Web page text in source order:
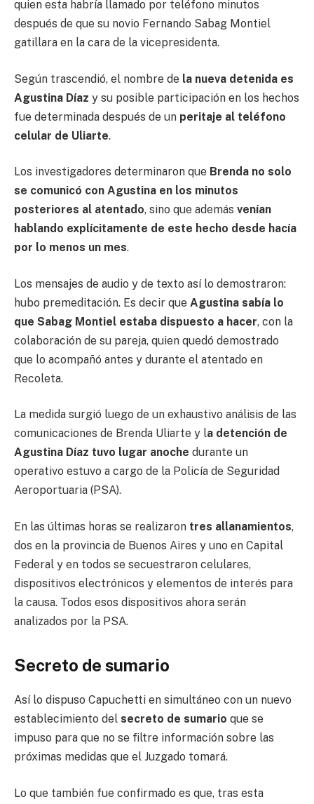
quien esta habría llamado por teléfono minutos
después de que su novio Fernando Sabag Montiel
gatillara en la cara de la vicepresidenta.
Según trascendió, el nombre de la nueva detenida es
Agustina Díaz y su posible participación en los hechos
fue determinada después de un peritaje al teléfono
celular de Uliarte.
Los investigadores determinaron que Brenda no solo
se comunicó con Agustina en los minutos
posteriores al atentado, sino que además venían
hablando explícitamente de este hecho desde hacía
por lo menos un mes.
Los mensajes de audio y de texto así lo demostraron:
hubo premeditación. Es decir que Agustina sabía lo
que Sabag Montiel estaba dispuesto a hacer, con la
colaboración de su pareja, quien quedó demostrado
que lo acompañó antes y durante el atentado en
Recoleta.
La medida surgió luego de un exhaustivo análisis de las
comunicaciones de Brenda Uliarte y la detención de
Agustina Díaz tuvo lugar anoche durante un
operativo estuvo a cargo de la Policía de Seguridad
Aeroportuaria (PSA).
En las últimas horas se realizaron tres allanamientos,
dos en la provincia de Buenos Aires y uno en Capital
Federal y en todos se secuestraron celulares,
dispositivos electrónicos y elementos de interés para
la causa. Todos esos dispositivos ahora serán
analizados por la PSA.
Secreto de sumario
Así lo dispuso Capuchetti en simultáneo con un nuevo
establecimiento del secreto de sumario que se
impuso para que no se filtre información sobre las
próximas medidas que el Juzgado tomará.
Lo que también fue confirmado es que, tras esta